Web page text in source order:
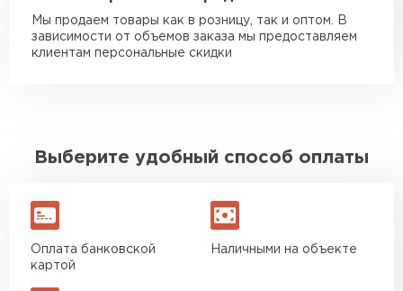
Мы продаем товары как в розницу, так и оптом. В
зависимости от объемов заказа мы предоставляем
клиентам персональные скидки
Выберите удобный способ оплаты
Оплата банковской
картой
Наличными на объекте